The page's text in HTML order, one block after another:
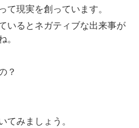
て現実を創っています。
いるとネガティブな出来事が
。
？
みましょう。